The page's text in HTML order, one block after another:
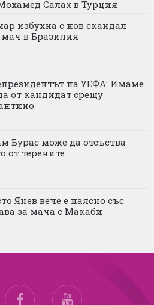
Салах в Турция
избухна с нов скандал
мач в Бразилия
на УЕФА: Имаме
от кандидат срещу
Бурас може да отсъства
от терените
Янев вече е наясно със
за мача с Макаби